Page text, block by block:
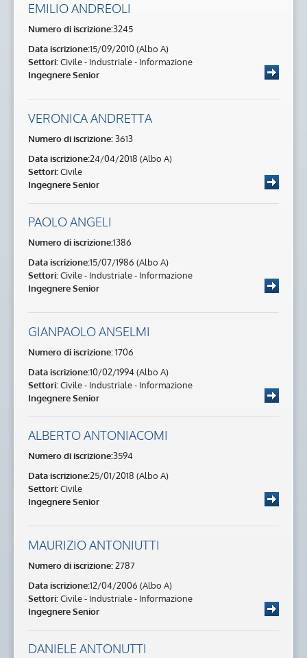
EMILIO ANDREOLI
Numero di iscrizione:3245
Data iscrizione:15/09/2010 (Albo A)
Settori:Civile - Industriale - Informazione
Ingegnere Senior
VERONICA ANDRETTA
Numero di iscrizione: 3613
Data iscrizione:24/04/2018 (Albo A)
Settori:Civile
Ingegnere Senior
PAOLO ANGELI
Numero di iscrizione:1386
Data iscrizione:15/07/1986 (Albo A)
Settori:Civile - Industriale - Informazione
Ingegnere Senior
GIANPAOLO ANSELMI
Numero di iscrizione:1706
Data iscrizione:10/02/1994 (Albo A)
Settori:Civile - Industriale - Informazione
Ingegnere Senior
ALBERTO ANTONIACOMI
Numero di iscrizione:3594
Data iscrizione:25/01/2018 (Albo A)
Settori:Civile
Ingegnere Senior
MAURIZIO ANTONIUTTI
Numero di iscrizione:2787
Data iscrizione:12/04/2006 (Albo A)
Settori:Civile - Industriale - Informazione
Ingegnere Senior
DANIELE ANTONUTTI